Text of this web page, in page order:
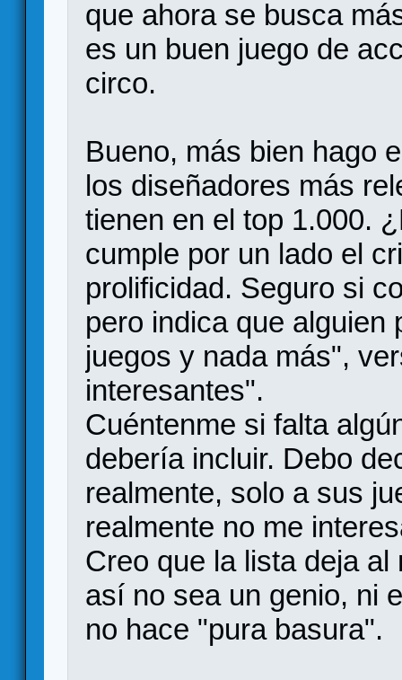
que ahora se busca
es un buen juego de
circo.
Bueno, más bien hago
los diseñadores más
tienen en el top 1.000.
cumple por un lado el
prolificidad. Seguro si
pero indica que alguien
juegos y nada más",
interesantes".
Cuéntenme si falta
debería incluir. Debo
realmente, solo a sus
realmente no me
Creo que la lista deja
así no sea un genio, ni
no hace "pura basura".